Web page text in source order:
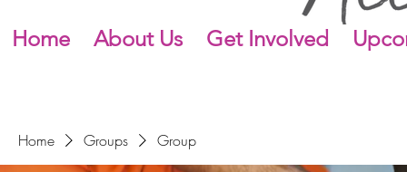
Home About Us Get Involved
Home Groups Group